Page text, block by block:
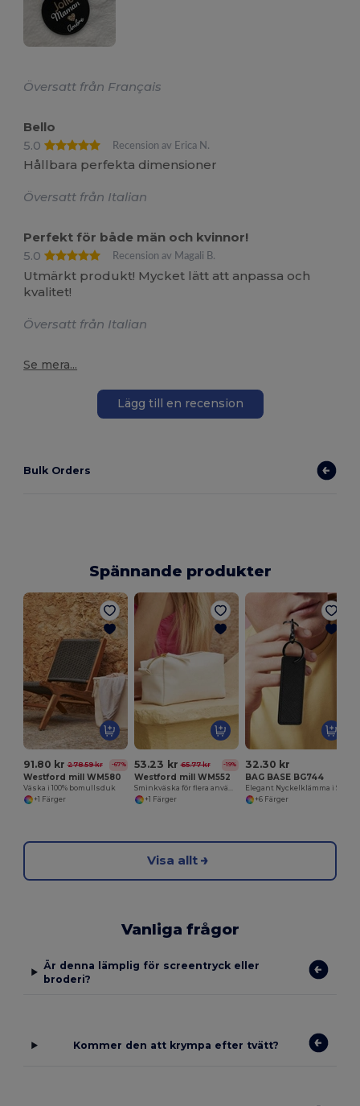
Översatt från Français
Bello
5.0
Recension av Erica N.
Hållbara perfekta dimensioner
Översatt från Italian
Perfekt för både män och kvinnor!
5.0
Recension av Magali B.
Utmärkt produkt! Mycket lätt att anpassa och
kvalitet!
Översatt från Italian
Se mera...
Lägg till en recension
Bulk Orders
Spännande produkter
91.80 kr 278.59 kr -67%
Westford mill WM580
Väska i 100% bomullsduk
+1 Färger
53.23 kr 65.77 kr -19%
Westford mill WM552
+1 Färger
32.30 kr
BAG BASE BG744
+6 Färger
Visa allt
Vanliga frågor
Är denna lämplig för screentryck eller
broderi?
Kommer den att krympa efter tvätt?